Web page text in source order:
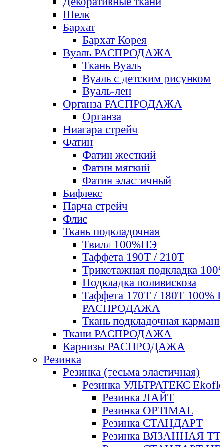
Шелк
Бархат
Бархат Корея
Вуаль РАСПРОДАЖА
Ткань Вуаль
Вуаль с детским рисунком
Вуаль-лен
Органза РАСПРОДАЖА
Органза
Ниагара стрейч
Фатин
Фатин жесткий
Фатин мягкий
Фатин элаcтичный
Бифлекс
Парча стрейч
Флис
Ткань подкладочная
Твилл 100%ПЭ
Таффета 190Т / 210Т
Трикотажная подкладка
Подкладка поливискоза
Таффета 170Т / 180Т 100%
РАСПРОДАЖА
Ткань подкладочная
Ткани РАСПРОДАЖА
Карнизы РАСПРОДАЖА
Резинка
Резинка (тесьма эластичная)
Резинка УЛЬТРАТЕКС
Резинка ЛАЙТ
Резинка OPTIMAL
Резинка СТАНДАРТ
Резинка ВЯЗАННАЯ ТТ